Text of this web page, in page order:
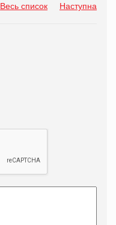
Весь список Наступна